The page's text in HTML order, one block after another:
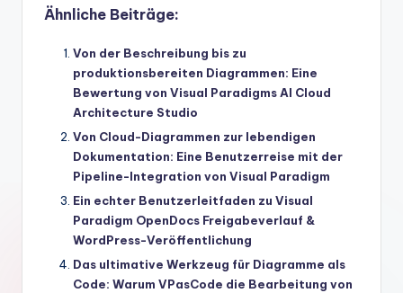
Ähnliche Beiträge:
Von der Beschreibung bis zu
produktionsbereiten Diagrammen: Eine
Bewertung von Visual Paradigms AI Cloud
Architecture Studio
Von Cloud-Diagrammen zur lebendigen
Dokumentation: Eine Benutzerreise mit der
Pipeline-Integration von Visual Paradigm
Ein echter Benutzerleitfaden zu Visual
Paradigm OpenDocs Freigabeverlauf &
WordPress-Veröffentlichung
Das ultimative Werkzeug für Diagramme als
Code: Warum VPasCode die Bearbeitung von